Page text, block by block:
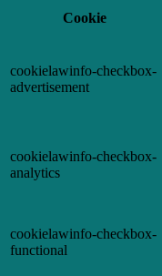
Cookie
cookielawinfo-checkbox-
advertisement
cookielawinfo-checkbox-
analytics
cookielawinfo-checkbox-
functional